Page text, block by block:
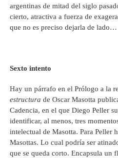
argentinas de mitad del siglo
cierto, atractiva a fuerza de
que no es preciso dejarla de lado…
Sexto intento
Hay un párrafo en el Prólogo a la
estructura de Oscar Masotta
Cadencia, en el que Diego Peller
identificar, al menos, tres
intelectual de Masotta. Para Peller
Masottas. Lo cual podría ser
que se queda corto. Encapsula un